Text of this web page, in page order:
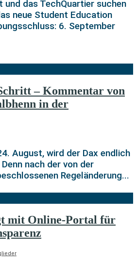
das TechQuartier suchen
neue Student Education
6. September
– Kommentar von
in der
August, wird der Dax endlich
nach der von der
Regeländerung...
mit Online-Portal für